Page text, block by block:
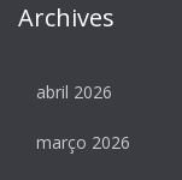
Archives
abril 2026
março 2026